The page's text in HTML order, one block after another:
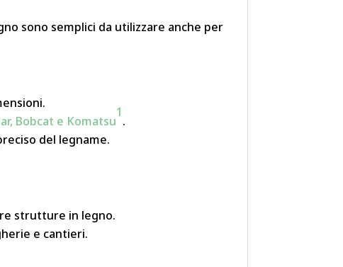
sono semplici da utilizzare anche per
Bobcat e Komatsu
1
.
del legname.
strutture in legno.
e cantieri.